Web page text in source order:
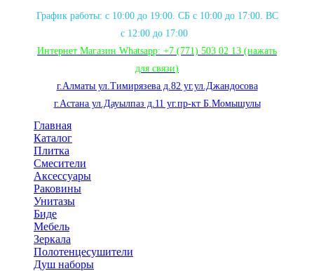
График работы: с 10:00 до 19:00. СБ с 10:00 до 17:00. ВС
с 12:00 до 17:00
Интернет Магазин Whatsapp: +7 (771) 503 02 13 (нажать
для связи)
г.Алматы ул.Тимирязева д.82 уг.ул.Джандосова
г.Астана ул.Дауылпаз д.11 уг.пр-кт Б.Момышулы
Главная
Каталог
Плитка
Смесители
Аксессуары
Раковины
Унитазы
Биде
Мебель
Зеркала
Полотенцесушители
Душ наборы